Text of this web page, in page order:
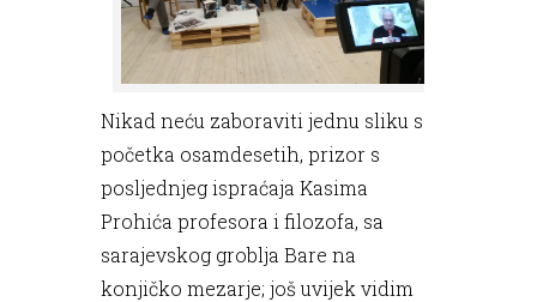
Nikad neću zaboraviti jednu sliku s
početka osamdesetih, prizor s
posljednjeg ispraćaja Kasima
Prohića profesora i filozofa, sa
sarajevskog groblja Bare na
konjičko mezarje; još uvijek vidim